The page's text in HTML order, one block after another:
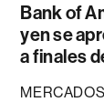
Bank of
yen se
a finales
MERCADOS